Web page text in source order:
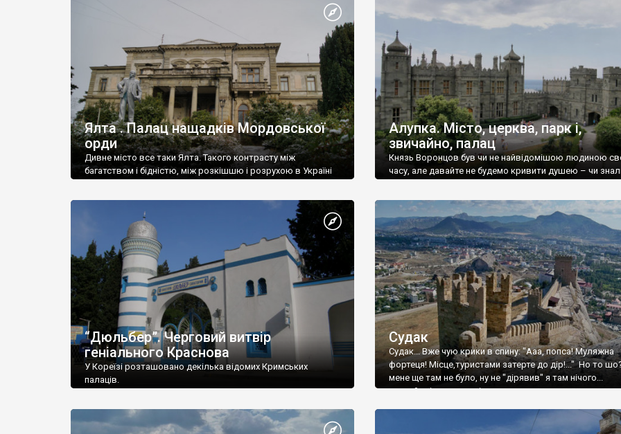
Ялта . Палац нащадків Мордовської
орди
Дивне місто все таки Ялта. Такого контрасту між
багатством і бідністю, між розкішшю і розрухою в Україні
Алупка. Місто, церква, парк і,
звичайно, палац
Князь Воронцов був чи не найвідомішою людиною
часу, але давайте не будемо кривити душею – чи
“Дюльбер”. Черговий витвір
геніального Краснова
У Кореїзі розташовано декілька відомих Кримських
палаців.
Судак
Судак... Вже чую крики в спину: "Ааа, попса! Муляжна
фортеця! Місце,туристами затерте до дір!..." Но то
мене ще там не було, ну не "дірявив" я там нічого...
принаймні до цього літа.